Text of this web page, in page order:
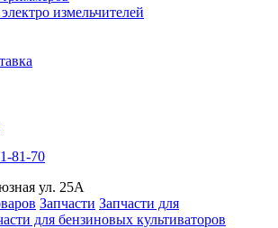
измельчителей
81-70
ул. 25А
Запчасти Запчасти для
для бензиновых культиваторов